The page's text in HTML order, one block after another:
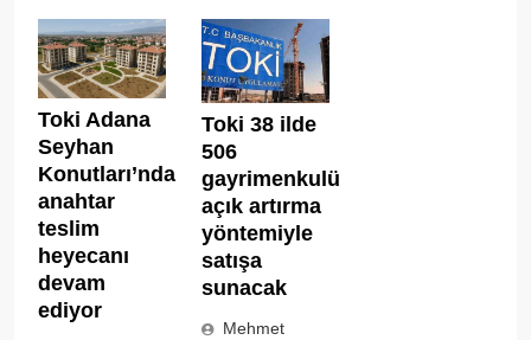
Toki Adana
Seyhan
Konutları’nda
anahtar
teslim
heyecanı
devam
ediyor
Toki 38 ilde
506
gayrimenkulü
açık artırma
yöntemiyle
satışa
sunacak
Mehmet